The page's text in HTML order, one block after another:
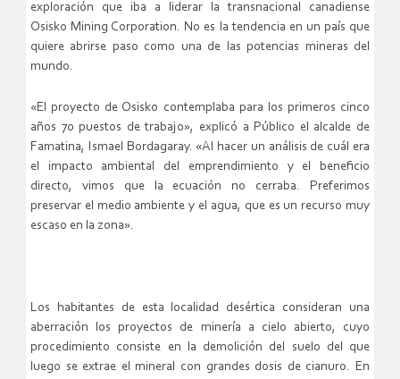
exploración que iba a liderar la transnacional canadiense
Osisko Mining Corporation. No es la tendencia en un país que
quiere abrirse paso como una de las potencias mineras del
mundo.
«El proyecto de Osisko contemplaba para los primeros cinco
años 70 puestos de trabajo», explicó a Público el alcalde de
Famatina, Ismael Bordagaray. «Al hacer un análisis de cuál era
el impacto ambiental del emprendimiento y el beneficio
directo, vimos que la ecuación no cerraba. Preferimos
preservar el medio ambiente y el agua, que es un recurso muy
escaso en la zona».
Los habitantes de esta localidad desértica consideran una
aberración los proyectos de minería a cielo abierto, cuyo
procedimiento consiste en la demolición del suelo del que
luego se extrae el mineral con grandes dosis de cianuro. En